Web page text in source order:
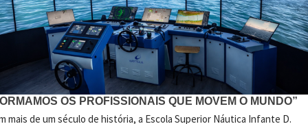
OS PROFISSIONAIS QUE MOVEM O MUNDO”
mais de um século de história, a Escola Superior Náutica Infante D.